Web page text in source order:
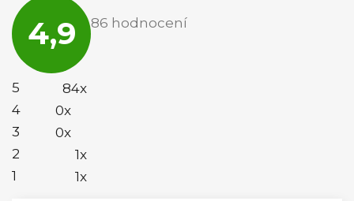
4,9
hodnocení
obchodu
je
86 hodnocení
5
84x
4
0x
3
0x
2
1x
1
1x